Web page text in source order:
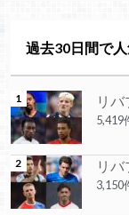
過去30日間で人
リ
5,419
リ
3,150